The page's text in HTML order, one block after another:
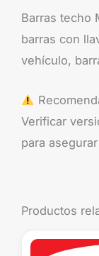
Barras techo
barras con
vehículo,
Verificar
para
Productos